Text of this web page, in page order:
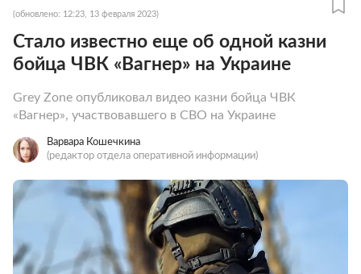
(обновлено: 12:23, 13 февраля 2023)
Стало известно еще об одной казни
бойца ЧВК «Вагнер» на Украине
Grey Zone опубликовал видео казни бойца ЧВК
«Вагнер», участвовавшего в СВО на Украине
Варвара Кошечкина
(редактор отдела оперативной информации)